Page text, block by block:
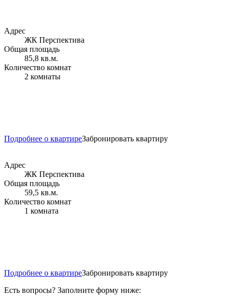
Адрес
ЖК Перспектива
Общая площадь
85,8 кв.м.
Количество комнат
2 комнаты
Подробнее о квартиреЗабронировать квартиру
Адрес
ЖК Перспектива
Общая площадь
59,5 кв.м.
Количество комнат
1 комната
Подробнее о квартиреЗабронировать квартиру
Есть вопросы? Заполните форму ниже: